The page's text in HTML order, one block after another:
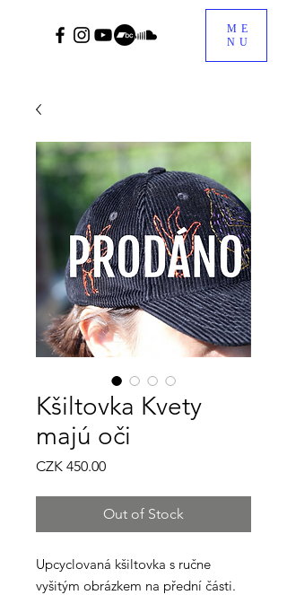
ME
NU
Kšiltovka Kvety
majú oči
CZK 450.00Price
Out of Stock
Upcyclovaná kšiltovka s ručne
vyšitým obrázkem na přední části.